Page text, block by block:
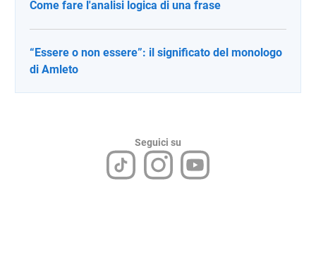
Come fare l'analisi logica di una frase
“Essere o non essere”: il significato del monologo
di Amleto
Seguici su